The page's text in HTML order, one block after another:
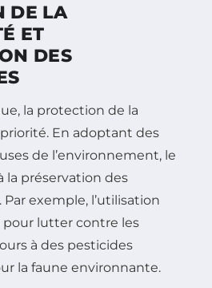
DE LA
ET
DES
la protection de la
En adoptant des
de l’environnement, le
la préservation des
exemple, l’utilisation
pour lutter contre les
à des pesticides
la faune environnante.